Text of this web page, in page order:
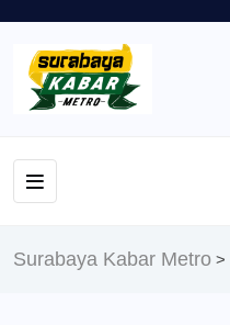
Surabaya Kabar Metro >